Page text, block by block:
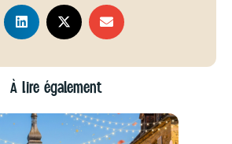
À lire également